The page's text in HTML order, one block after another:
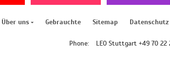
Über uns Gebrauchte Sitemap Datenschutz
Phone: LEO Stuttgart +49 70 22